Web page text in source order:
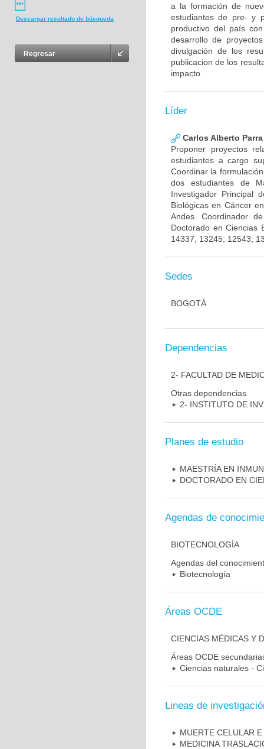
Descargar resultado de búsqueda
Regresar
a la formación de
estudiantes de pre- y
productivo del país
desarrollo de
divulgación de los
publicacion de los
impacto
Líder
Carlos Alberto
Proponer proyectos
estudiantes a cargo
Coordinar la
dos estudiantes de
Investigador Principal
Biológicas en Cáncer
Andes. Coordinador
Doctorado en Ciencias
14337; 13245; 12543;
Sedes
BOGOTÁ
Dependencias
2- FACULTAD DE
Otras dependencias
2- INSTITUTO DE
Planes de estudio
MAESTRÍA EN
DOCTORADO EN
Agendas de
BIOTECNOLOGÍA
Agendas del
Biotecnología
Áreas OCDE
CIENCIAS MÉDICAS Y
Áreas OCDE
Ciencias naturales -
Lineas de
MUERTE CELULAR
MEDICINA